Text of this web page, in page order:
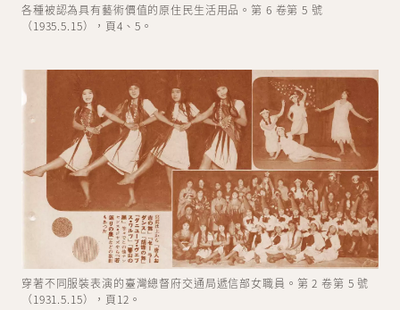
各種被認為具有藝術價值的原住民生活用品。第 6 卷第 5 號
（1935.5.15），頁4、5。
穿著不同服裝表演的臺灣總督府交通局遞信部女職員。第 2 卷第 5 號
（1931.5.15），頁12。